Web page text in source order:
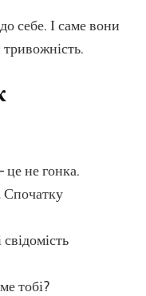
себе. І саме вони
не гонка.
Спочатку
тобі?